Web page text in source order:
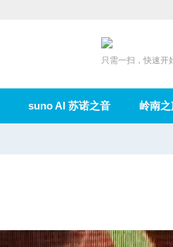
只需一扫，快速开
suno AI 苏诺之音 岭南